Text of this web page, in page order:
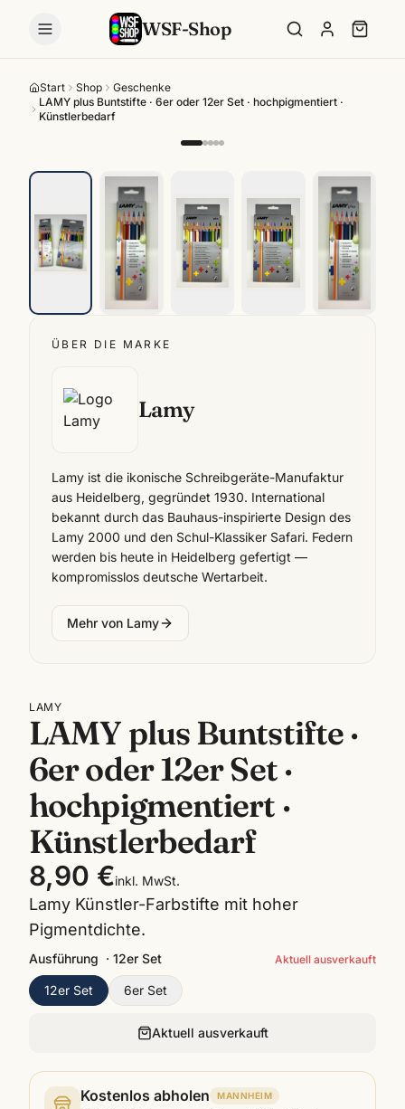
WSF-Shop
Start Shop
Geschenke
LAMY plus Buntstifte · 6er oder 12er Set · hochpigmentiert ·
Künstlerbedarf
ÜBER DIE MARKE
Lamy
Lamy ist die ikonische Schreibgeräte-Manufaktur
aus Heidelberg, gegründet 1930. International
bekannt durch das Bauhaus-inspirierte Design des
Lamy 2000 und den Schul-Klassiker Safari. Federn
werden bis heute in Heidelberg gefertigt —
kompromisslos deutsche Wertarbeit.
Mehr von Lamy
LAMY
LAMY plus Buntstifte ·
6er oder 12er Set ·
hochpigmentiert ·
Künstlerbedarf
8,90 €inkl. MwSt.
Lamy Künstler-Farbstifte mit hoher
Pigmentdichte.
Ausführung · 12er Set Aktuell ausverkauft
12er Set 6er Set
Aktuell ausverkauft
Kostenlos abholen MANNHEIM